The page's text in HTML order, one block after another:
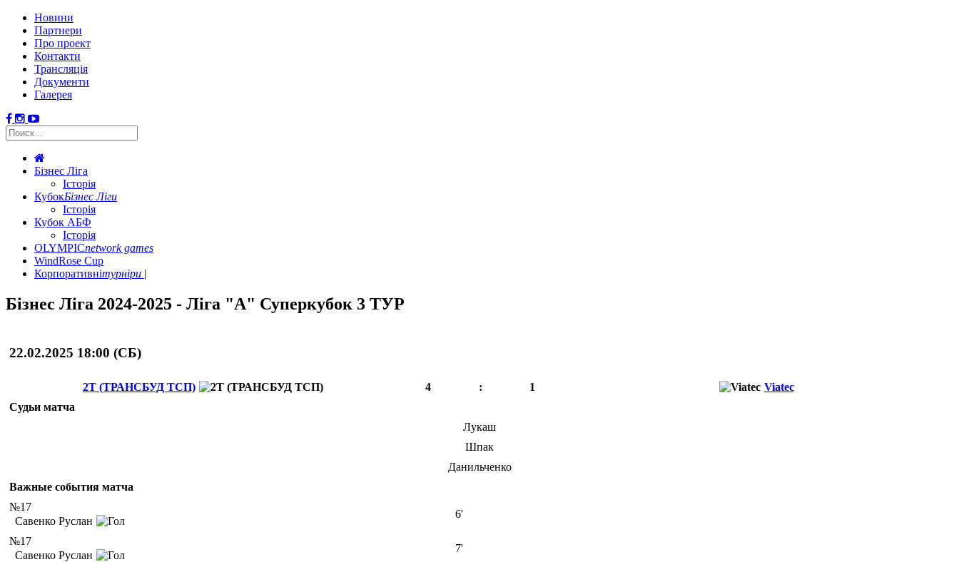
Новини
Партнери
Про проект
Контакти
Трансляція
Документи
Галерея
Бізнес Ліга
Історія
КубокБізнес Ліги
Історія
Кубок АБФ
Історія
OLYMPICnetwork games
WindRose Cup
Корпоративнітурніри
Бізнес Ліга 2024-2025 - Ліга "А" Суперкубок 3 ТУР
22.02.2025 18:00 (СБ)
2Т (ТРАНСБУД ТСП) 4 : 1
Viatec
Судьи матча
Лукаш
Шпак
Данильченко
Важные события матча
№17
Савенко Руслан
6'
№17
Савенко Руслан
7'